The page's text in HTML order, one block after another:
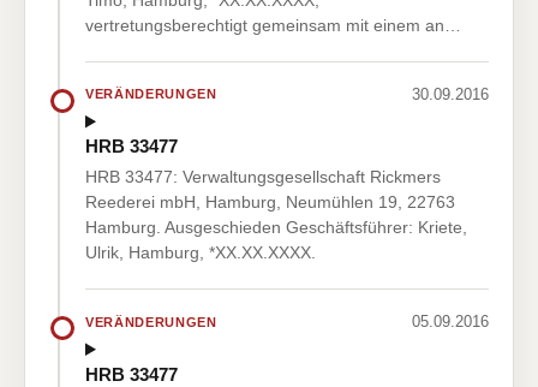
vertretungsberechtigt gemeinsam mit einem an…
VERÄNDERUNGEN 30.09.2016
HRB 33477
HRB 33477: Verwaltungsgesellschaft Rickmers
Reederei mbH, Hamburg, Neumühlen 19, 22763
Hamburg. Ausgeschieden Geschäftsführer: Kriete,
Ulrik, Hamburg, *XX.XX.XXXX.
VERÄNDERUNGEN 05.09.2016
HRB 33477